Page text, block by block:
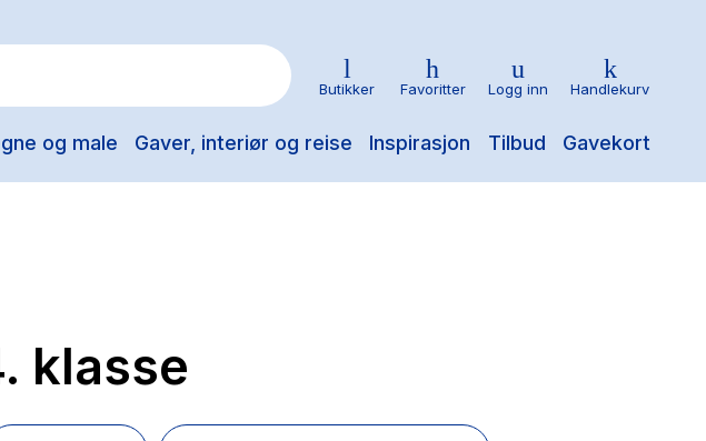
og male Gaver, interiør og reise Inspirasjon Tilbud Gavekort
Butikker Favoritter Logg inn Handlekurv
klasse